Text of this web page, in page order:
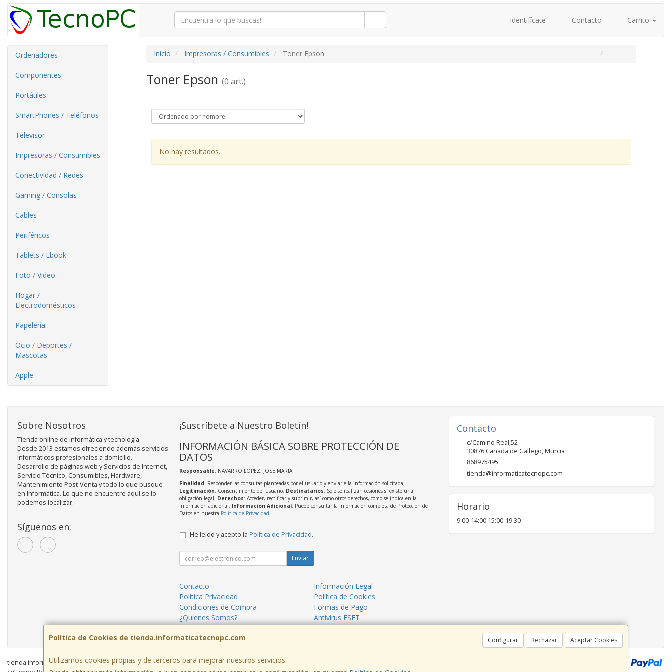
Identifícate Contacto Carrito
Ordenadores
Componentes
Portátiles
SmartPhones / Teléfonos
Televisor
Impresoras / Consumibles
Conectividad / Redes
Gaming / Consolas
Cables
Periféricos
Tablets / Ebook
Foto / Video
Hogar /
Electrodomésticos
Papelería
Ocio / Deportes /
Mascotas
Apple
Inicio Impresoras / Consumibles Toner Epson
Toner Epson (0 art.)
No hay resultados.
Política de Cookies de tienda.informaticatecnopc.com Configurar Rechazar Aceptar Cookies
Utilizamos cookies propias y de terceros para mejorar nuestros servicios.
Sobre Nosotros
Tienda online de informática y tecnología.
Desde 2013 estamos ofreciendo además servicios
informáticos profesionales a domicilio.
Desarrollo de páginas web y Servicios de Internet,
Servicio Técnico, Consumibles, Hardware,
Mantenimiento Post-Venta y todo lo que busque
en Informática. Lo que no encuentre aquí se lo
podemos localizar.
Síguenos en:
¡Suscríbete a Nuestro Boletín!
INFORMACIÓN BÁSICA SOBRE PROTECCIÓN DE
DATOS
Responsable: NAVARRO LOPEZ, JOSE MARIA
Finalidad: Responder las consultas planteadas por el usuario y enviarle la información solicitada;
Legitimación: Consentimiento del usuario; Destinatarios: Solo se realizan cesiones si existe una
obligación legal; Derechos: Acceder, rectificar y suprimir, así como otros derechos, como se indica en la
información adicional; Información Adicional: Puede consultar la información completa de Protección de
Datos en nuestra Política de Privacidad.
He leído y acepto la Política de Privacidad.
Enviar
Contacto
Información Legal
Política Privacidad
Política de Cookies
Condiciones de Compra
Formas de Pago
¿Quienes Somos?
Antivirus ESET
Servicios informáticos Mazarrón
Blog TecnoPC
Contacto
c/Camino Real,52
30876 Cañada de Gallego,Murcia
868975495
tienda@informaticatecnopc.com
Horario
9:00-14:00 15:00-19:30
tienda.informaticatecnopc.com © 2026